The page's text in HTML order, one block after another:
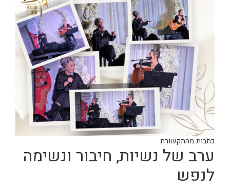
כתבות מהתקשורת
ערב של נשיות, חיבור ונשימה
לנפש